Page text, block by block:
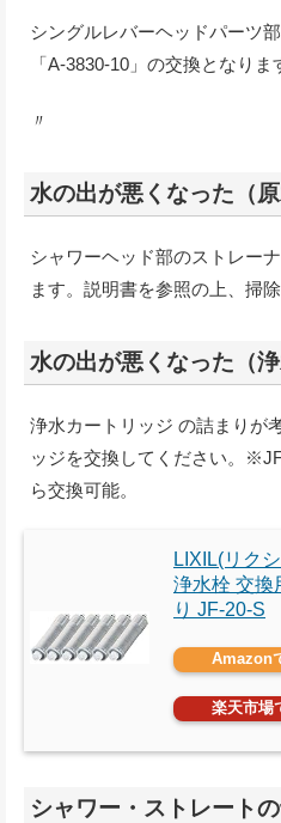
シングルレバーヘッドパーツ
「A-3830-10」の交換となりま
〃
水の出が悪くなった（原
シャワーヘッド部のストレー
ます。説明書を参照の上、掃
水の出が悪くなった（浄
浄水カートリッジ の詰まりが
ッジを交換してください。
ら交換可能。
LIXIL(リク
浄水栓 交換
り JF-20-S
Amazon
楽天市場
シャワー・ストレート